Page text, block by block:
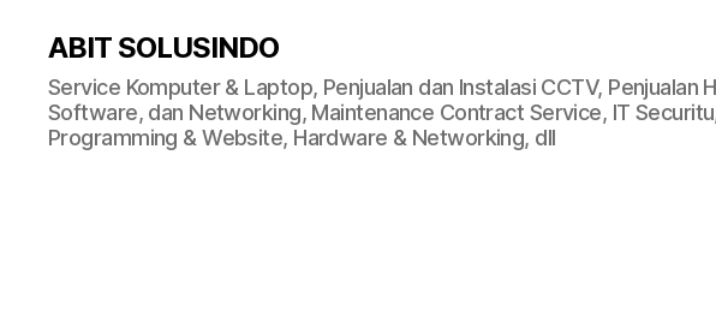
ABIT SOLUSINDO
Service Komputer & Laptop, Penjualan dan Instalasi CCTV, Penjualan
Software, dan Networking, Maintenance Contract Service, IT
Programming & Website, Hardware & Networking, dll